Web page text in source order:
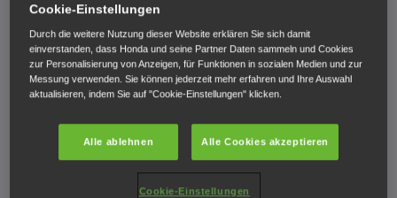
SCHNEE UND EIS GERÄUMT UND IN
DER ZWEITEN STUFE SO WEIT WIE
MÖGLICH GEWORFEN.
Cookie-Einstellungen
Durch die weitere Nutzung dieser Website erklären Sie sich damit
einverstanden, dass Honda und seine Partner Daten sammeln und Cookies
zur Personalisierung von Anzeigen, für Funktionen in sozialen Medien und zur
Messung verwenden. Sie können jederzeit mehr erfahren und Ihre Auswahl
aktualisieren, indem Sie auf "Cookie-Einstellungen" klicken.
Alle ablehnen Alle Cookies akzeptieren
Cookie-Einstellungen